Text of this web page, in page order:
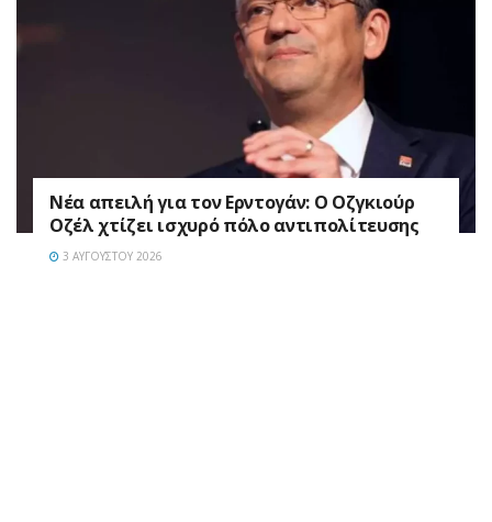
Νέα απειλή για τον Ερντογάν: Ο Οζγκιούρ
Οζέλ χτίζει ισχυρό πόλο αντιπολίτευσης
3 ΑΥΓΟΎΣΤΟΥ 2026